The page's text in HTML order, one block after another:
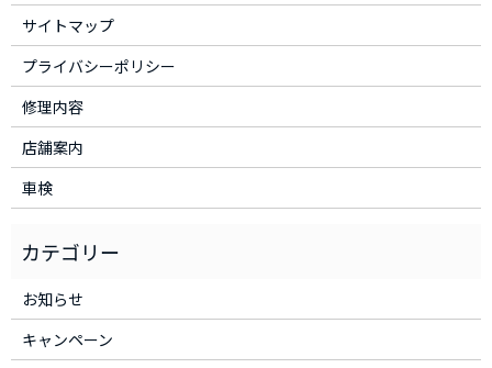
サイトマップ
プライバシーポリシー
修理内容
店舗案内
車検
お知らせ
キャンペーン